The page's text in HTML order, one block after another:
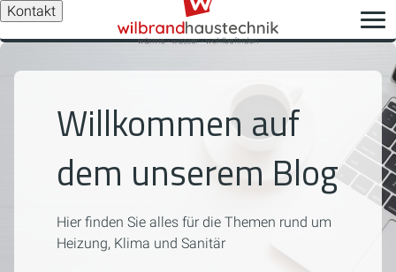
Kontakt
Willkommen auf
dem unserem Blog
Hier finden Sie alles für die Themen rund um
Heizung, Klima und Sanitär